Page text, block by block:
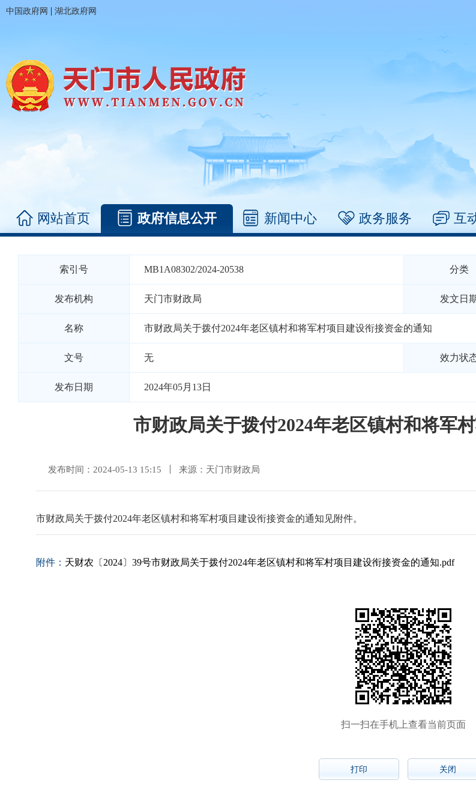
中国政府网 | 湖北政府网
网站首页 政府信息公开 新闻中心 政务服务 互
索引号 MB1A08302/2024-20538 分类
发布机构 天门市财政局 发文日
名称 市财政局关于拨付2024年老区镇村和将军村项目建设衔接资金的通知
文号 无 效力状
发布日期 2024年05月13日
市财政局关于拨付2024年老区镇村和将军
发布时间：2024-05-13 15:15 来源：天门市财政局
市财政局关于拨付2024年老区镇村和将军村项目建设衔接资金的通知见附件。
附件： 天财农〔2024〕39号市财政局关于拨付2024年老区镇村和将军村项目建设衔接资金的通知.pdf
扫一扫在手机上查看当前页面
打印 关闭